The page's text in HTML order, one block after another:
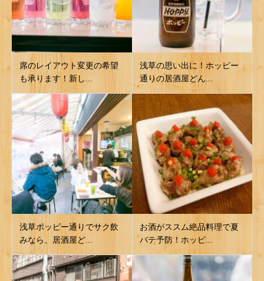
席のレイアウト変更の希望
も承ります！新し...
浅草の思い出に！ホッピー
通りの居酒屋どん...
浅草ポッピー通りでサク飲
みなら、居酒屋ど...
お酒がススム絶品料理で夏
バテ予防！ホッピ...